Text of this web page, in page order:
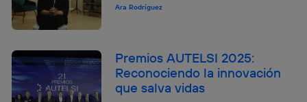
Ara Rodríguez
Premios AUTELSI 2025:
Reconociendo la innovación
que salva vidas